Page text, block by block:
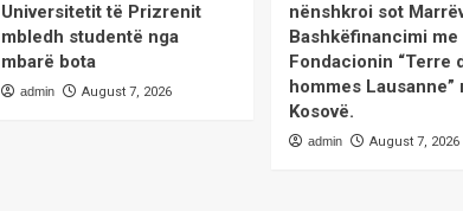
Universitetit të Prizrenit
mbledh studentë nga
mbarë bota
admin August 7, 2026
nënshkroi sot
Bashkëfinancimi me
Fondacionin “Terre
hommes Lausanne”
Kosovë.
admin August 7, 2026